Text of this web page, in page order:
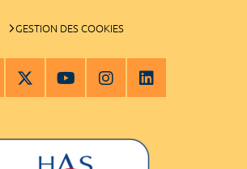
GESTION DES COOKIES